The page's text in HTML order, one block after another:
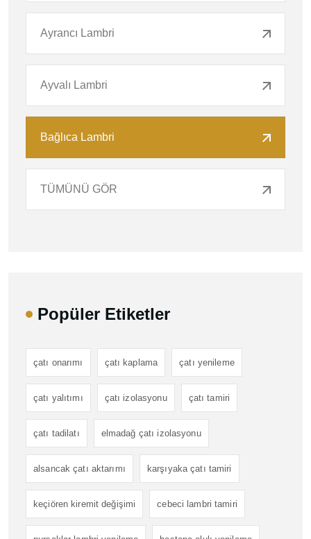
Ayrancı Lambri
Ayvalı Lambri
Bağlıca Lambri
TÜMÜNÜ GÖR
Popüler Etiketler
çatı onarımı çatı kaplama çatı yenileme
çatı yalıtımı çatı izolasyonu çatı tamiri
çatı tadilatı elmadağ çatı izolasyonu
alsancak çatı aktarımı karşıyaka çatı tamiri
keçiören kiremit değişimi cebeci lambri tamiri